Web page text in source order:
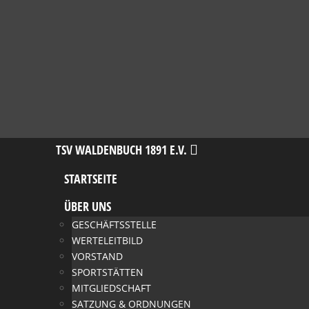
TSV
1891
E.V.
TSV WALDENBUCH 1891 E.V.
STARTSEITE
ÜBER UNS
GESCHÄFTSSTELLE
WERTELEITBILD
VORSTAND
SPORTSTÄTTEN
MITGLIEDSCHAFT
SATZUNG & ORDNUNGEN